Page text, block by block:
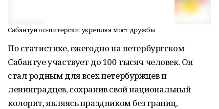
Сабантуй по-питерски: укрепляя мост дружбы
По статистике, ежегодно на петербургском
Сабантуе участвует до 100 тысяч человек. Он
стал родным для всех петербуржцев и
ленинградцев, сохранив свой национальный
колорит, являясь праздником без границ,